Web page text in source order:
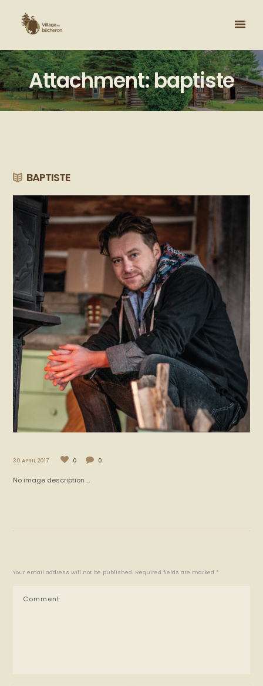
Attachment: baptiste
BAPTISTE
30 APRIL 2017 0 0
No image description ...
Your email address will not be published. Required fields are marked *